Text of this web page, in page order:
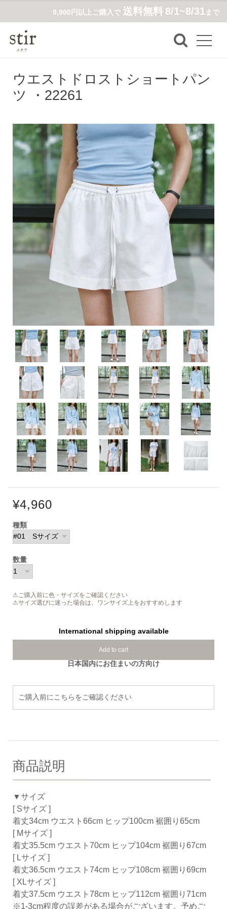
9,900円以上ご購入で 送料無料 8/1~8/31まで
ウエストドロストショートパン
ツ ・22261
¥4,960
種類
数量
⚠ご購入前に色・サイズをご確認ください
⚠サイズ選びに迷った場合は、ワンサイズ上をおすすめします
International shipping available
Add to cart
日本国内にお住まいの方向け
ご購入前にこちらをご確認ください
商品説明
▼サイズ
[ Sサイズ ]
着丈34cm ウエスト66cm ヒップ100cm 裾囲り65cm
[ Mサイズ ]
着丈35.5cm ウエスト70cm ヒップ104cm 裾囲り67cm
[ Lサイズ ]
着丈36.5cm ウエスト74cm ヒップ108cm 裾囲り69cm
[ XLサイズ ]
着丈37.5cm ウエスト78cm ヒップ112cm 裾囲り71cm
※1-3cm程度の誤差がある場合がございます。予めご